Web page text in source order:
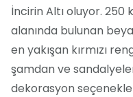
İncirin Altı oluyor. 250
alanında bulunan
en yakışan kırmızı
şamdan ve
dekorasyon